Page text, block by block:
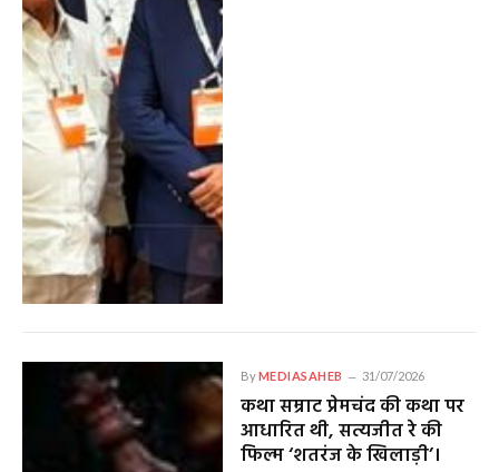
ByMEDIASAHEB 31/07/2026
कथा सम्राट प्रेमचंद की कथा पर
आधारित थी, सत्यजीत रे की
फिल्म ‘शतरंज के खिलाड़ी’।